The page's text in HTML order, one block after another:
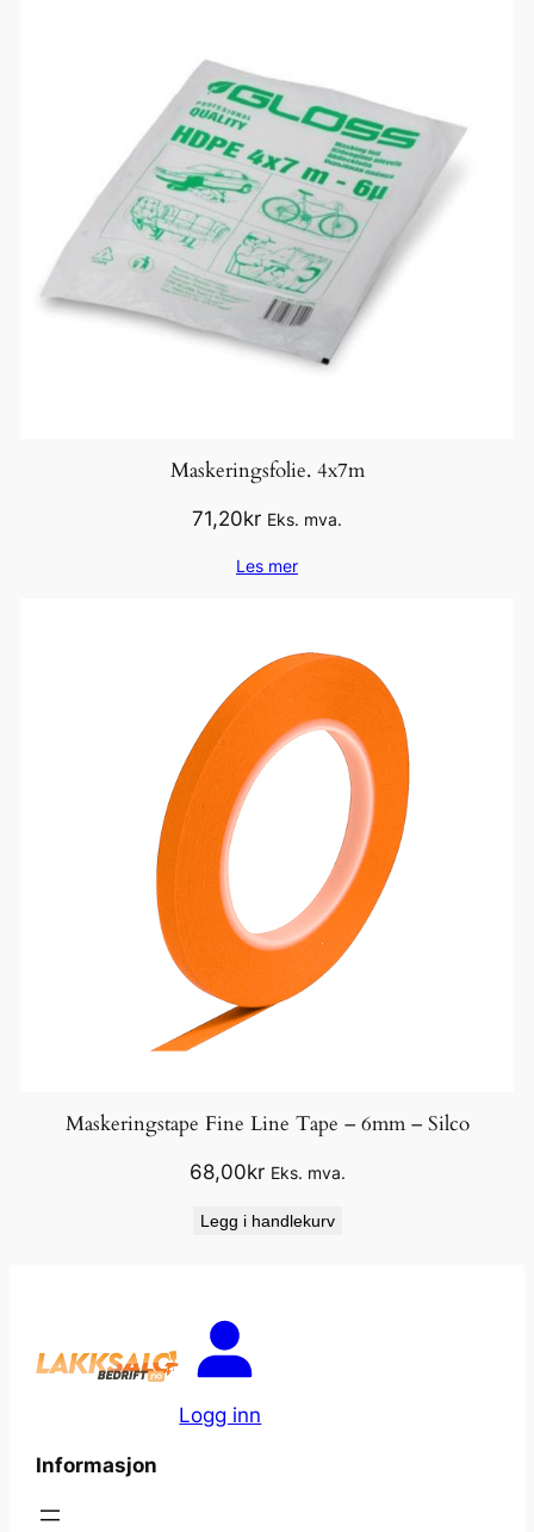
Maskeringsfolie. 4x7m
71,20kr Eks. mva.
Les mer
Maskeringstape Fine Line Tape – 6mm – Silco
68,00kr Eks. mva.
Legg i handlekurv
Logg inn
Informasjon